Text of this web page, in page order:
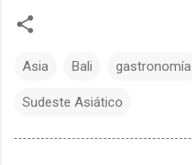
Asia Bali gastronomía
Sudeste Asiático